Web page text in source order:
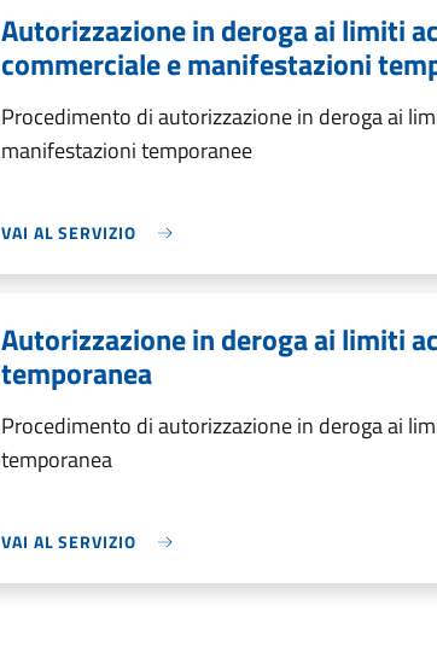
Autorizzazione in deroga ai limiti
commerciale e manifestazioni
Procedimento di autorizzazione in deroga ai
manifestazioni temporanee
VAI AL SERVIZIO
Autorizzazione in deroga ai limiti
temporanea
Procedimento di autorizzazione in deroga ai
temporanea
VAI AL SERVIZIO